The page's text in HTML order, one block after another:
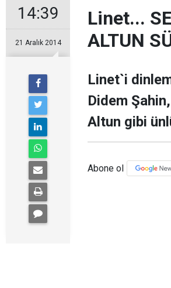
14:39
21 Aralık 2014
Linet...
ALTUN
Linet`i
Didem
Altun gibi
Abone ol